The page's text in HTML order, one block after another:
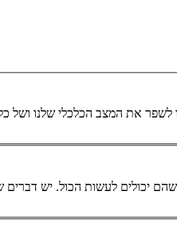
לשפר את המצב הכלכלי שלנו ושל
שהם יכולים לעשות הכול. יש